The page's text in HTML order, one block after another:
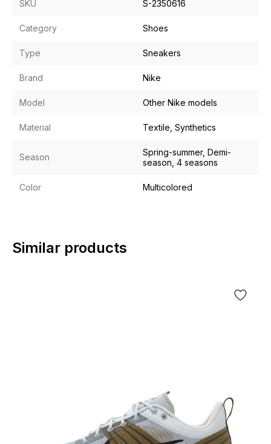
SKU S-2350616
Category Shoes
Type Sneakers
Brand Nike
Model Other Nike models
Material Textile, Synthetics
Season
Spring-summer, Demi-
season, 4 seasons
Color Multicolored
Similar products